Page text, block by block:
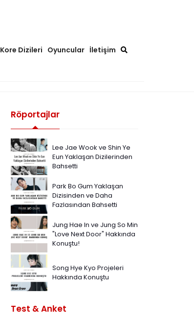
Kore Dizileri Oyuncular İletişim
Röportajlar
Lee Jae Wook ve Shin Ye
Eun Yaklaşan Dizilerinden
Bahsetti
Park Bo Gum Yaklaşan
Dizisinden ve Daha
Fazlasından Bahsetti
Jung Hae In ve Jung So Min
"Love Next Door" Hakkında
Konuştu!
Song Hye Kyo Projeleri
Hakkında Konuştu
Test & Anket